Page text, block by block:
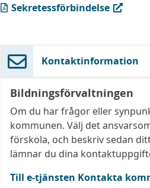
Sekretessförbindelse
(PDF, öppnas i ny flik)
Kontaktinformation
Bildningsförvaltningen
Om du har frågor eller
kommunen. Välj det
förskola, och beskriv sedan
lämnar du dina
Till e-tjänsten Kontakta